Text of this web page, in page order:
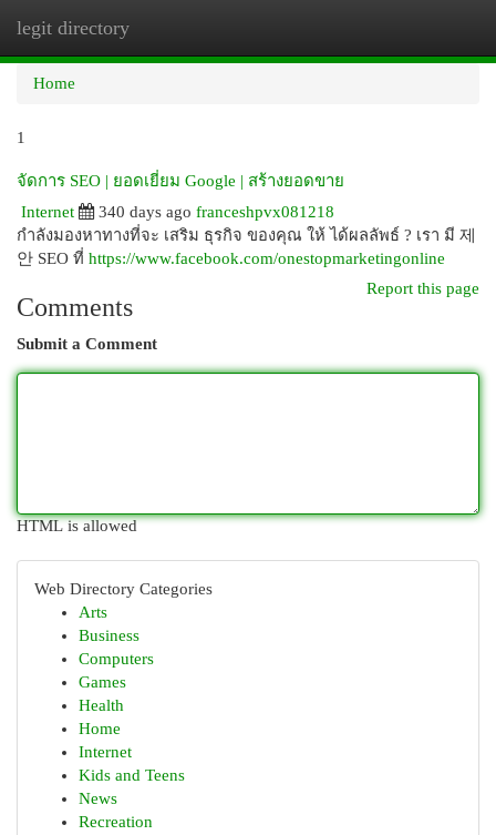
legit directory
Home
1
จัดการ SEO | ยอดเยี่ยม Google | สร้างยอดขาย
Internet
340 days ago franceshpvx081218
กำลังมองหาทางที่จะ เสริม ธุรกิจ ของคุณ ให้ ได้ผลลัพธ์ ? เรา มี 제
안 SEO ที่ https://www.facebook.com/onestopmarketingonline
Report this page
Comments
Submit a Comment
HTML is allowed
Web Directory Categories
Arts
Business
Computers
Games
Health
Home
Internet
Kids and Teens
News
Recreation